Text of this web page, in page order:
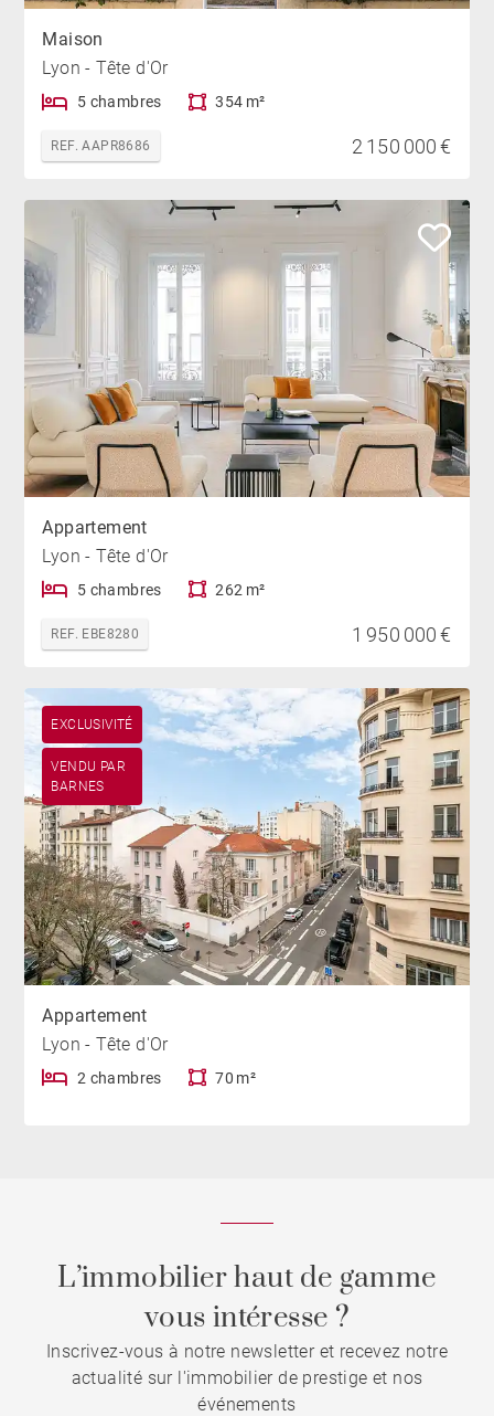
Maison
Lyon - Tête d'Or
5 chambres 354 m²
REF. AAPR8686 2 150 000 €
Appartement
Lyon - Tête d'Or
5 chambres 262 m²
REF. EBE8280 1 950 000 €
EXCLUSIVITÉ
VENDU PAR
BARNES
Appartement
Lyon - Tête d'Or
2 chambres 70 m²
L’immobilier haut de gamme
vous intéresse ?
Inscrivez-vous à notre newsletter et recevez notre
actualité sur l'immobilier de prestige et nos
événements